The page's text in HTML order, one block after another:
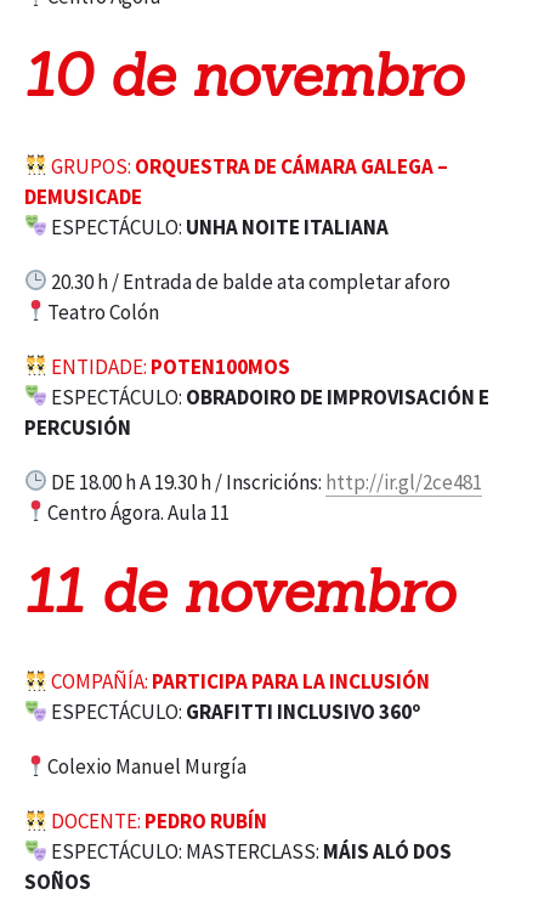
10 de novembro
GRUPOS: ORQUESTRA DE CÁMARA GALEGA –
DEMUSICADE
ESPECTÁCULO: UNHA NOITE ITALIANA
20.30 h / Entrada de balde ata completar aforo
Teatro Colón
ENTIDADE: POTEN100MOS
ESPECTÁCULO: OBRADOIRO DE IMPROVISACIÓN E
PERCUSIÓN
DE 18.00 h A 19.30 h / Inscricións: http://ir.gl/2ce481
Centro Ágora. Aula 11
11 de novembro
COMPAÑÍA: PARTICIPA PARA LA INCLUSIÓN
ESPECTÁCULO: GRAFITTI INCLUSIVO 360º
Colexio Manuel Murgía
DOCENTE: PEDRO RUBÍN
ESPECTÁCULO: MASTERCLASS: MÁIS ALÓ DOS
SOÑOS